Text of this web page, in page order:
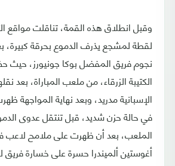
وقبل انطلاق هذه القمة، تناقلت مواقع
لقطة لمشجع يذرف الدموع بحرقة كبيرة،
نجوم فريق المفضل بوكا جونيورز، حيث
الكتيبة الزرقاء، من ملعب المباراة، بعد
الإسبانية مدريد، وبعد نهاية المواجهة
في حالة حزن شديد، قبل تنتقل عدوى
الملعب، بعد أن ظهرت على ملامح لاعب
أغوستين ألميندرا حسرة على خسارة فريق